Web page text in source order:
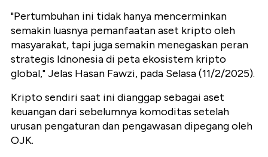
"Pertumbuhan ini tidak hanya mencerminkan
semakin luasnya pemanfaatan aset kripto oleh
masyarakat, tapi juga semakin menegaskan peran
strategis Idnonesia di peta ekosistem kripto
global," Jelas Hasan Fawzi, pada Selasa (11/2/2025).
Kripto sendiri saat ini dianggap sebagai aset
keuangan dari sebelumnya komoditas setelah
urusan pengaturan dan pengawasan dipegang oleh
OJK.